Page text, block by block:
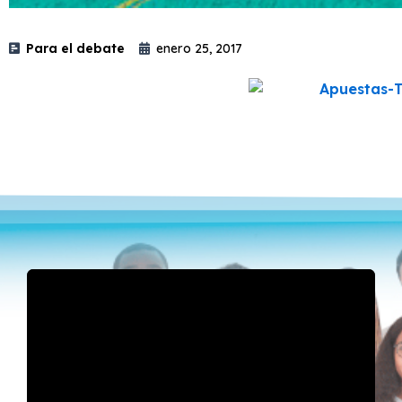
Para el debate enero 25, 2017